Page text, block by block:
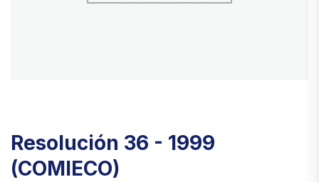
Resolución 36 - 1999
(COMIECO)